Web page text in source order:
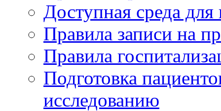
Доступная среда для
Правила записи на
Правила
Подготовка
исследованию